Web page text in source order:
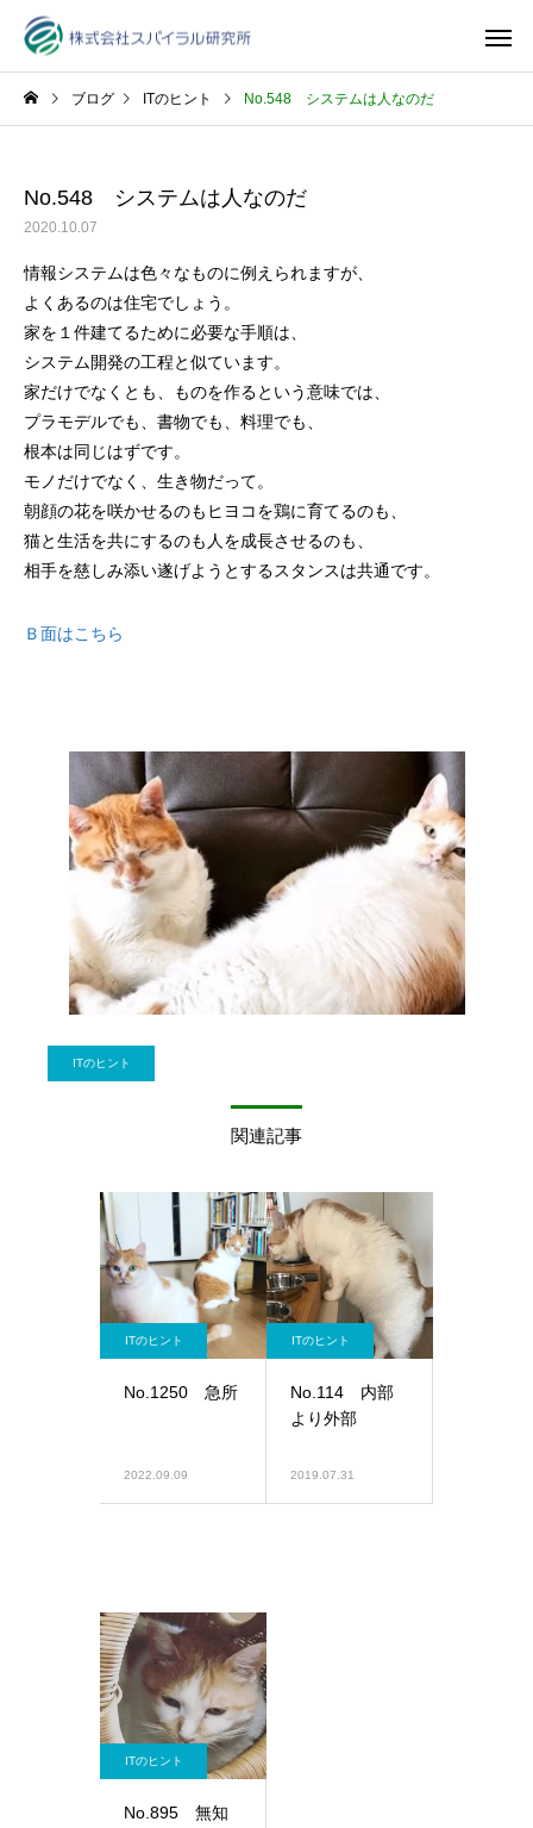
ブログ ITのヒント No.548 システムは人なのだ
No.548 システムは人なのだ
2020.10.07
情報システムは色々なものに例えられますが、
よくあるのは住宅でしょう。
家を１件建てるために必要な手順は、
システム開発の工程と似ています。
家だけでなくとも、ものを作るという意味では、
プラモデルでも、書物でも、料理でも、
根本は同じはずです。
モノだけでなく、生き物だって。
朝顔の花を咲かせるのもヒヨコを鶏に育てるのも、
猫と生活を共にするのも人を成長させるのも、
相手を慈しみ添い遂げようとするスタンスは共通です。
Ｂ面はこちら
ITのヒント
関連記事
ITのヒント
No.1250 急所
2022.09.09
ITのヒント
No.114 内部
より外部
2019.07.31
ITのヒント
No.895 無知